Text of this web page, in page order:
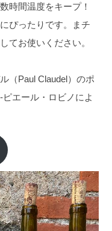
時間温度をキープ！
ぴったりです。まチ
てお使いください。
（Paul Claudel）のポ
エール・ロビノによ